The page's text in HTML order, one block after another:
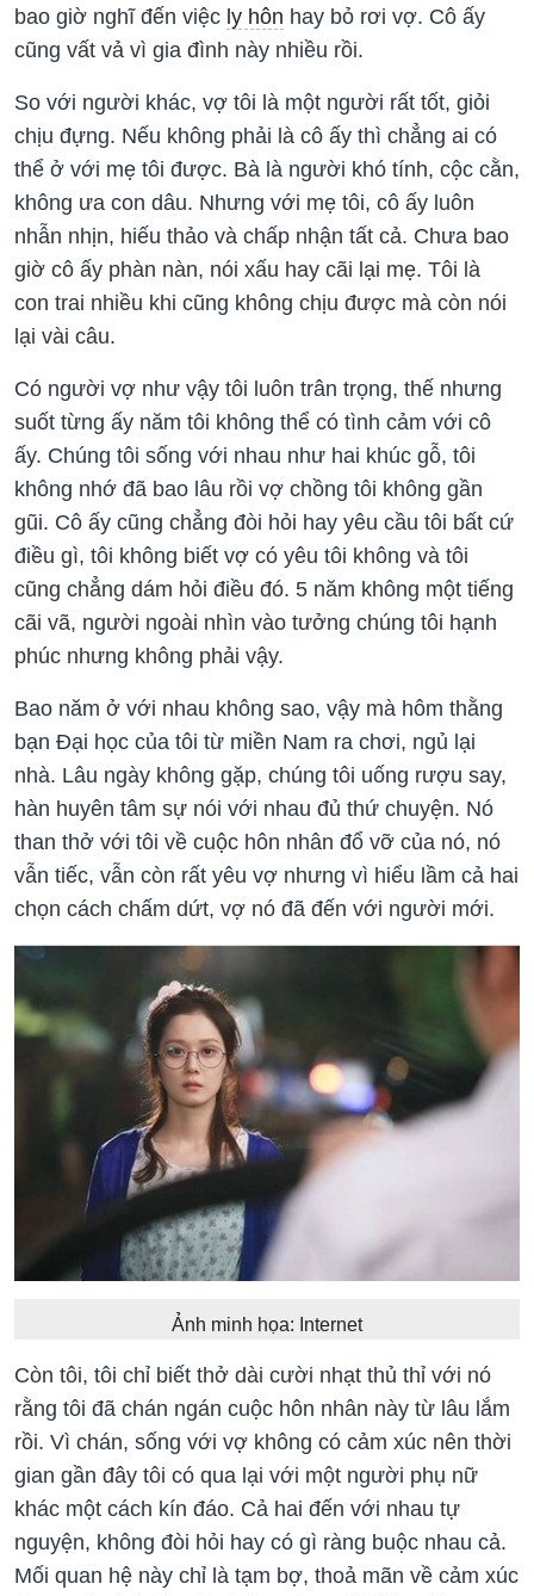
bao giờ nghĩ đến việc ly hôn hay bỏ rơi vợ. Cô ấy
cũng vất vả vì gia đình này nhiều rồi.
So với người khác, vợ tôi là một người rất tốt, giỏi
chịu đựng. Nếu không phải là cô ấy thì chẳng ai có
thể ở với mẹ tôi được. Bà là người khó tính, cộc cằn,
không ưa con dâu. Nhưng với mẹ tôi, cô ấy luôn
nhẫn nhịn, hiếu thảo và chấp nhận tất cả. Chưa bao
giờ cô ấy phàn nàn, nói xấu hay cãi lại mẹ. Tôi là
con trai nhiều khi cũng không chịu được mà còn nói
lại vài câu.
Có người vợ như vậy tôi luôn trân trọng, thế nhưng
suốt từng ấy năm tôi không thể có tình cảm với cô
ấy. Chúng tôi sống với nhau như hai khúc gỗ, tôi
không nhớ đã bao lâu rồi vợ chồng tôi không gần
gũi. Cô ấy cũng chẳng đòi hỏi hay yêu cầu tôi bất cứ
điều gì, tôi không biết vợ có yêu tôi không và tôi
cũng chẳng dám hỏi điều đó. 5 năm không một tiếng
cãi vã, người ngoài nhìn vào tưởng chúng tôi hạnh
phúc nhưng không phải vậy.
Bao năm ở với nhau không sao, vậy mà hôm thằng
bạn Đại học của tôi từ miền Nam ra chơi, ngủ lại
nhà. Lâu ngày không gặp, chúng tôi uống rượu say,
hàn huyên tâm sự nói với nhau đủ thứ chuyện. Nó
than thở với tôi về cuộc hôn nhân đổ vỡ của nó, nó
vẫn tiếc, vẫn còn rất yêu vợ nhưng vì hiểu lầm cả hai
chọn cách chấm dứt, vợ nó đã đến với người mới.
Ảnh minh họa: Internet
Còn tôi, tôi chỉ biết thở dài cười nhạt thủ thỉ với nó
rằng tôi đã chán ngán cuộc hôn nhân này từ lâu lắm
rồi. Vì chán, sống với vợ không có cảm xúc nên thời
gian gần đây tôi có qua lại với một người phụ nữ
khác một cách kín đáo. Cả hai đến với nhau tự
nguyện, không đòi hỏi hay có gì ràng buộc nhau cả.
Mối quan hệ này chỉ là tạm bợ, thoả mãn về cảm xúc